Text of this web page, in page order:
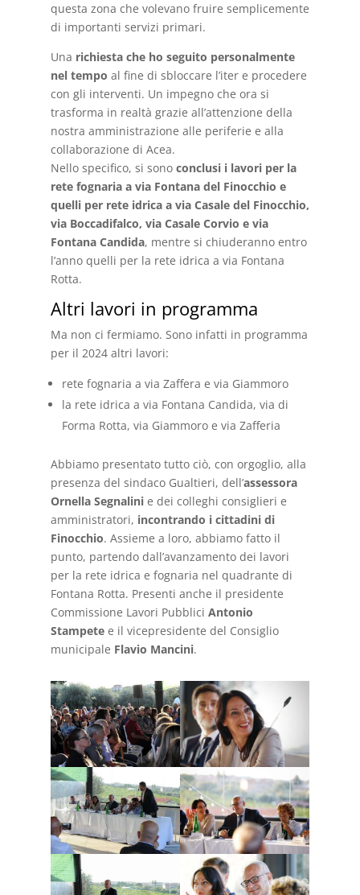
questa zona che volevano fruire semplicemente
di importanti servizi primari.
Una richiesta che ho seguito personalmente
nel tempo al fine di sbloccare l’iter e procedere
con gli interventi. Un impegno che ora si
trasforma in realtà grazie all’attenzione della
nostra amministrazione alle periferie e alla
collaborazione di Acea.
Nello specifico, si sono conclusi i lavori per la
rete fognaria a via Fontana del Finocchio e
quelli per rete idrica a via Casale del Finocchio,
via Boccadifalco, via Casale Corvio e via
Fontana Candida, mentre si chiuderanno entro
l’anno quelli per la rete idrica a via Fontana
Rotta.
Altri lavori in programma
Ma non ci fermiamo. Sono infatti in programma
per il 2024 altri lavori:
rete fognaria a via Zaffera e via Giammoro
la rete idrica a via Fontana Candida, via di
Forma Rotta, via Giammoro e via Zafferia
Abbiamo presentato tutto ciò, con orgoglio, alla
presenza del sindaco Gualtieri, dell’assessora
Ornella Segnalinie dei colleghi consiglieri e
amministratori, incontrando i cittadini di
Finocchio. Assieme a loro, abbiamo fatto il
punto, partendo dall’avanzamento dei lavori
per la rete idrica e fognaria nel quadrante di
Fontana Rotta. Presenti anche il presidente
Commissione Lavori Pubblici Antonio
Stampetee il vicepresidente del Consiglio
municipale Flavio Mancini.